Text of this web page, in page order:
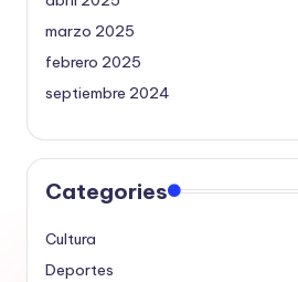
marzo 2025
febrero 2025
septiembre 2024
Categories
Cultura
Deportes